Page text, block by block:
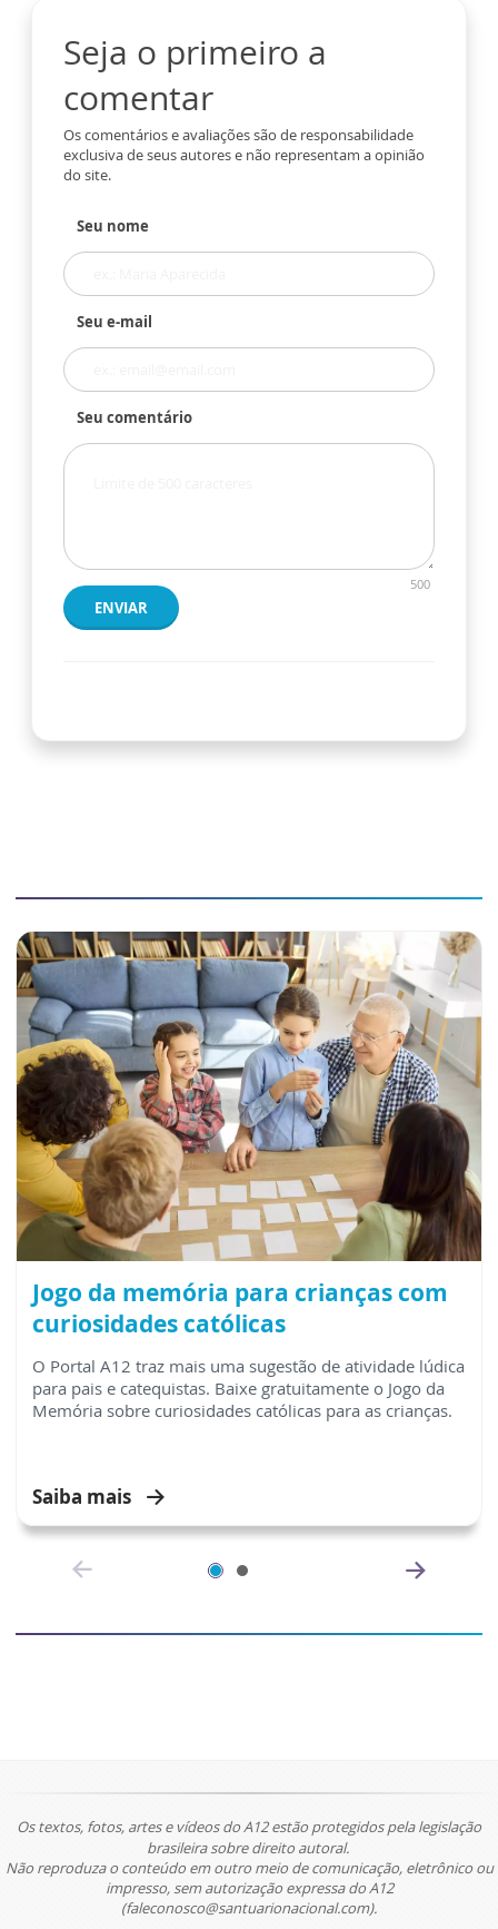
Seja o primeiro a
comentar
Os comentários e avaliações são de responsabilidade
exclusiva de seus autores e não representam a opinião
do site.
Seu nome
Seu e-mail
Seu comentário
500
ENVIAR
Jogo da memória para crianças com
curiosidades católicas
O Portal A12 traz mais uma sugestão de atividade lúdica
para pais e catequistas. Baixe gratuitamente o Jogo da
Memória sobre curiosidades católicas para as crianças.
Saiba mais
Os textos, fotos, artes e vídeos do A12 estão protegidos pela legislação
brasileira sobre direito autoral.
Não reproduza o conteúdo em outro meio de comunicação, eletrônico ou
impresso, sem autorização expressa do A12
(faleconosco@santuarionacional.com).